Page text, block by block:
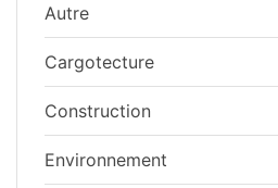
Autre
Cargotecture
Construction
Environnement